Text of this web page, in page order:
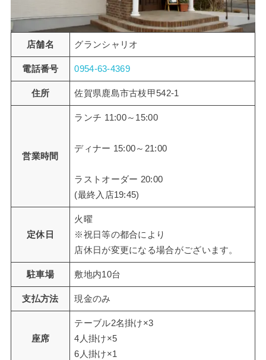
店舗名 グランシャリオ
電話番号 0954-63-4369
住所 佐賀県鹿島市古枝甲542-1
営業時間
ランチ 11:00～15:00
ディナー 15:00～21:00
ラストオーダー 20:00
(最終入店19:45)
定休日
火曜
※祝日等の都合により
店休日が変更になる場合がございます。
駐車場 敷地内10台
支払方法 現金のみ
座席
テーブル2名掛け×3
4人掛け×5
6人掛け×1